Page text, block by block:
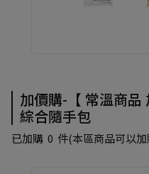
加價購-【 常溫商品
綜合隨手包
已加購 0 件(本區商品可以